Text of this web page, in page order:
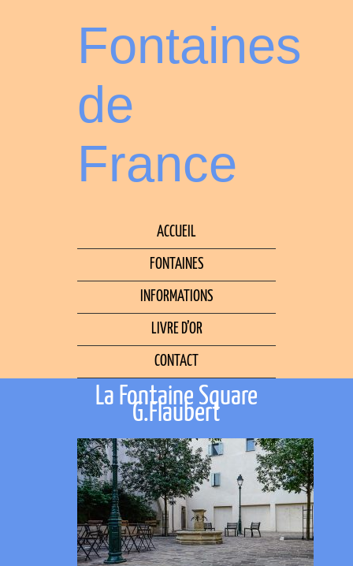
Fontaines
de
France
ACCUEIL
FONTAINES
INFORMATIONS
LIVRE D’OR
CONTACT
La Fontaine Square
G.Flaubert